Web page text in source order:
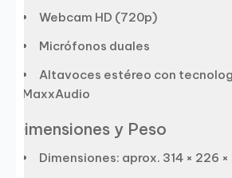
Webcam HD (720p)
Micrófonos duales
Altavoces estéreo con
MaxxAudio
Dimensiones y Peso
Dimensiones: aprox. 314 × 226 ×